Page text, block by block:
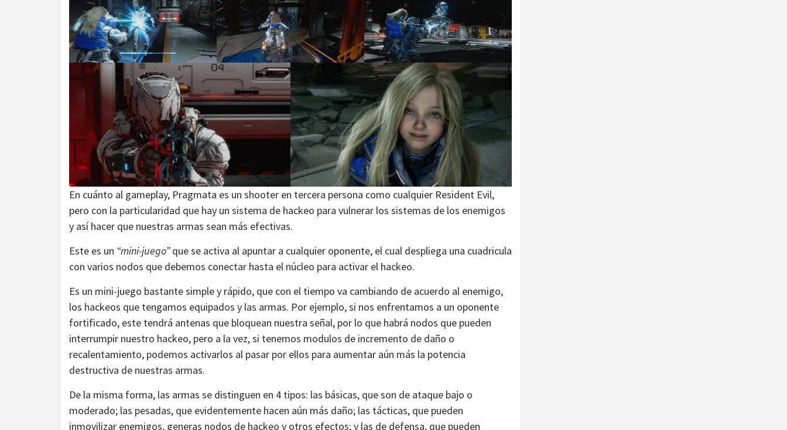
En cuánto al gameplay, Pragmata es un shooter en tercera persona como cualquier Resident Evil,
pero con la particularidad que hay un sistema de hackeo para vulnerar los sistemas de los enemigos
y así hacer que nuestras armas sean más efectivas.
Este es un “mini-juego”que se activa al apuntar a cualquier oponente, el cual despliega una cuadricula
con varios nodos que debemos conectar hasta el núcleo para activar el hackeo.
Es un mini-juego bastante simple y rápido, que con el tiempo va cambiando de acuerdo al enemigo,
los hackeos que tengamos equipados y las armas. Por ejemplo, si nos enfrentamos a un oponente
fortificado, este tendrá antenas que bloquean nuestra señal, por lo que habrá nodos que pueden
interrumpir nuestro hackeo, pero a la vez, si tenemos modulos de incremento de daño o
recalentamiento, podemos activarlos al pasar por ellos para aumentar aún más la potencia
destructiva de nuestras armas.
De la misma forma, las armas se distinguen en 4 tipos: las básicas, que son de ataque bajo o
moderado; las pesadas, que evidentemente hacen aún más daño; las tácticas, que pueden
inmovilizar enemigos, generas nodos de hackeo y otros efectos; y las de defensa, que pueden